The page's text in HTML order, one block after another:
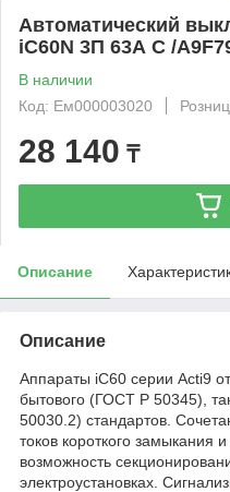
Автоматический
iC60N 3П 63А С /
В наличии
Код: Ем000003020
28 140 ₸
Описание
Описание
Аппараты iC60 серии Acti9
бытового (ГОСТ Р 50345),
50030.2) стандартов.
токов короткого замыкания
возможность
электроустановках.